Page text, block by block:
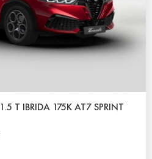
1.5 T IBRIDA 175K AT7 SPRINT